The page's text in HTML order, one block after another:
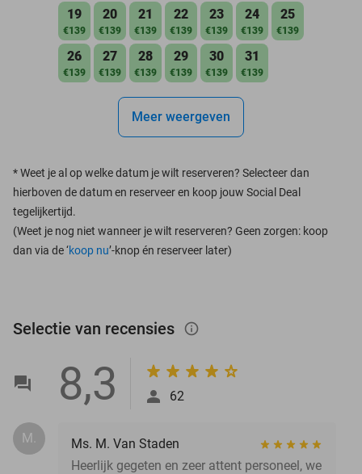
19
€139
20
€139
21
€139
22
€139
23
€139
24
€139
25
€139
26
€139
27
€139
28
€139
29
€139
30
€139
31
€139
Meer weergeven
*Weet je al op welke datum je wilt reserveren? Selecteer dan
hierboven de datum en reserveer en koop jouw Social Deal
tegelijkertijd.
(Weet je nog niet wanneer je wilt reserveren? Geen zorgen: koop
dan via de ‘koop nu’-knop én reserveer later)
Selectie van recensies info_outlined
8,3 62
M.
Ms. M. Van Staden
Heerlijk gegeten en zeer attent personeel, we